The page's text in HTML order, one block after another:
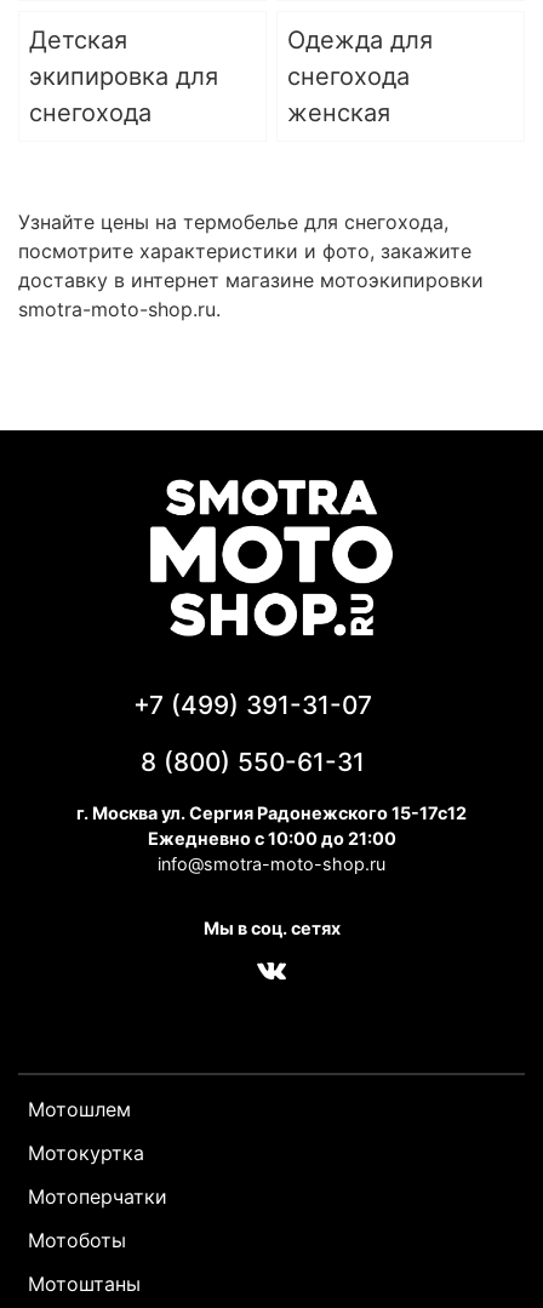
Детская
экипировка для
снегохода
Одежда для
снегохода
женская
Узнайте цены на термобелье для снегохода,
посмотрите характеристики и фото, закажите
доставку в интернет магазине мотоэкипировки
smotra-moto-shop.ru.
Мотошлем
Мотокуртка
Мотоперчатки
Мотоботы
Мотоштаны
+7 (499) 391-31-07
8 (800) 550-61-31
г. Москва ул. Сергия Радонежского 15-17с12
Ежедневно с 10:00 до 21:00
info@smotra-moto-shop.ru
Мы в соц. сетях